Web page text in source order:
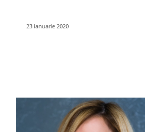
23 ianuarie 2020